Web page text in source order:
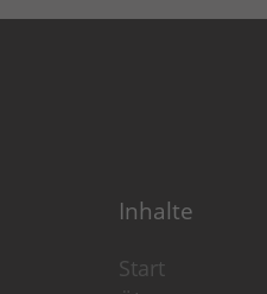
Inhalte
Start